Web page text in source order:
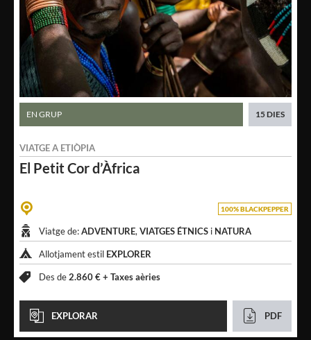
El Petit Cor d’Àfrica
VIATGE A ETIÒPIA
EN GRUP 15 DIES
100% BLACKPEPPER
Viatge de:ADVENTURE, VIATGES ÉTNICS i NATURA
Allotjament estil EXPLORER
Des de2.860 € + Taxes aèries
EXPLORAR PDF